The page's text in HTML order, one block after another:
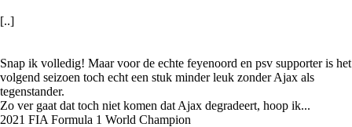
[..]
Snap ik volledig! Maar voor de echte feyenoord en psv supporter is het
volgend seizoen toch echt een stuk minder leuk zonder Ajax als
tegenstander.
Zo ver gaat dat toch niet komen dat Ajax degradeert, hoop ik...
2021 FIA Formula 1 World Champion